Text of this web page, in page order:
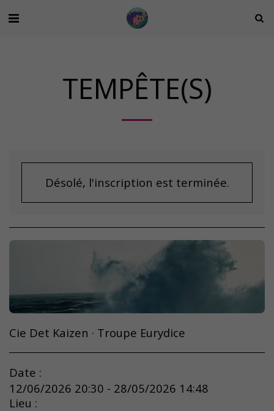
TEMPÊTE(S)
Désolé, l'inscription est terminée.
Cie Det Kaizen · Troupe Eurydice
Date :
12/06/2026 20:30 - 28/05/2026 14:48
Lieu :